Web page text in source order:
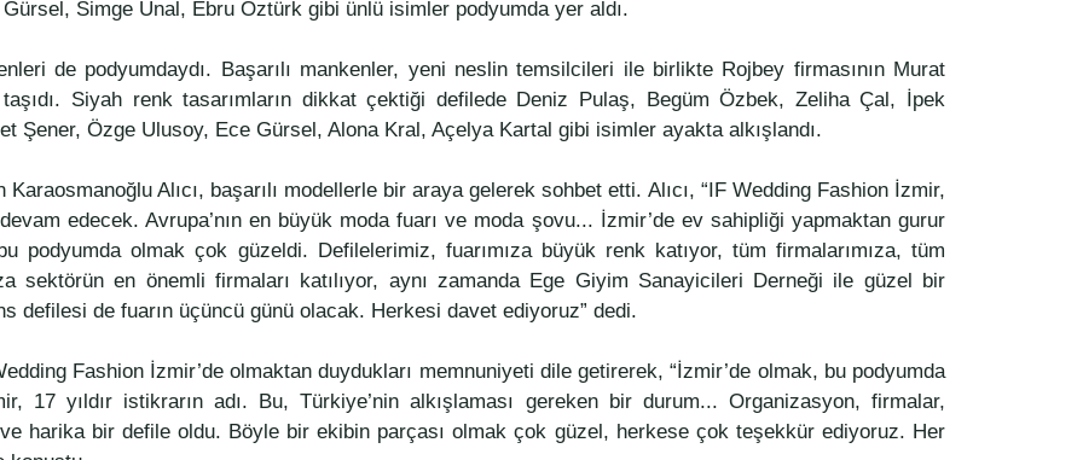
Simge Ünal, Ebru Öztürk gibi ünlü isimler podyumda yer aldı.
de podyumdaydı. Başarılı mankenler, yeni neslin temsilcileri ile birlikte Rojbey firmasının Murat
taşıdı. Siyah renk tasarımların dikkat çektiği defilede Deniz Pulaş, Begüm Özbek, Zeliha Çal, İpek
Şener, Özge Ulusoy, Ece Gürsel, Alona Kral, Açelya Kartal gibi isimler ayakta alkışlandı.
Alıcı, başarılı modellerle bir araya gelerek sohbet etti. Alıcı, “IF Wedding Fashion İzmir,
edecek. Avrupa’nın en büyük moda fuarı ve moda şovu... İzmir’de ev sahipliği yapmaktan gurur
podyumda olmak çok güzeldi. Defilelerimiz, fuarımıza büyük renk katıyor, tüm firmalarımıza, tüm
sektörün en önemli firmaları katılıyor, aynı zamanda Ege Giyim Sanayicileri Derneği ile güzel bir
defilesi de fuarın üçüncü günü olacak. Herkesi davet ediyoruz” dedi.
Fashion İzmir’de olmaktan duydukları memnuniyeti dile getirerek, “İzmir’de olmak, bu podyumda
17 yıldır istikrarın adı. Bu, Türkiye’nin alkışlaması gereken bir durum... Organizasyon, firmalar,
harika bir defile oldu. Böyle bir ekibin parçası olmak çok güzel, herkese çok teşekkür ediyoruz. Her